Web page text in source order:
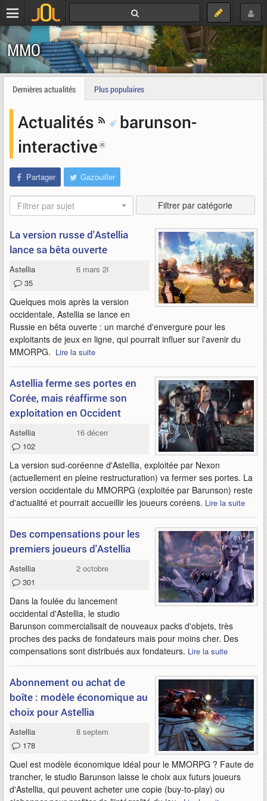
MMO
Dernières actualités Plus populaires
Actualités
barunson-
interactive
Partager Gazouiller
Filtrer par sujet Filtrer par catégorie
La version russe d'Astellia
lance sa bêta ouverte
Astellia
6 mars 2020
35
Quelques mois après la version
occidentale, Astellia se lance en
Russie en bêta ouverte : un marché d'envergure pour les
exploitants de jeux en ligne, qui pourrait influer sur l'avenir du
MMORPG. Lire la suite
Astellia ferme ses portes en
Corée, mais réaffirme son
exploitation en Occident
Astellia
16 décembre 2019
102
La version sud-coréenne d'Astellia, exploitée par Nexon
(actuellement en pleine restructuration) va fermer ses portes. La
version occidentale du MMORPG (exploitée par Barunson) reste
d'actualité et pourrait accueillir les joueurs coréens. Lire la suite
Des compensations pour les
premiers joueurs d'Astellia
Astellia
2 octobre 2019
301
Dans la foulée du lancement
occidental d'Astellia, le studio
Barunson commercialisait de nouveaux packs d'objets, très
proches des packs de fondateurs mais pour moins cher. Des
compensations sont distribués aux fondateurs. Lire la suite
Abonnement ou achat de
boîte : modèle économique au
choix pour Astellia
Astellia
8 septembre 2019
178
Quel est modèle économique idéal pour le MMORPG ? Faute de
trancher, le studio Barunson laisse le choix aux futurs joueurs
d'Astellia, qui peuvent acheter une copie (buy-to-play) ou